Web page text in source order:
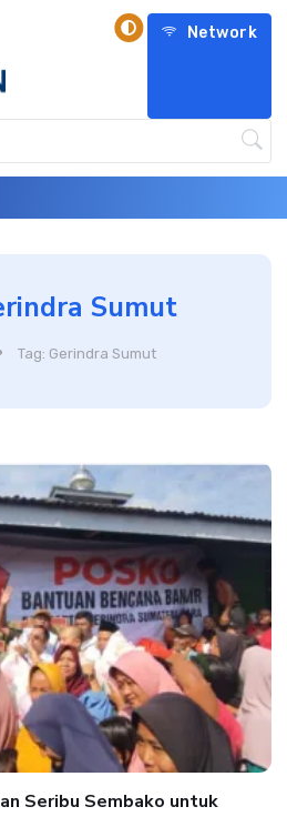
Network
Sumut
Tag: Gerindra Sumut
Seribu Sembako untuk